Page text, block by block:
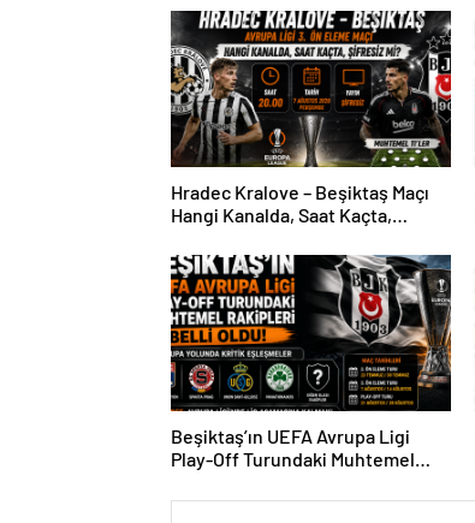
Hradec Kralove – Beşiktaş Maçı
Hangi Kanalda, Saat Kaçta,
Beşiktaş’ın UEFA Avrupa Ligi
Play-Off Turundaki Muhtemel
Yolunda Kritik Eşleşmeler